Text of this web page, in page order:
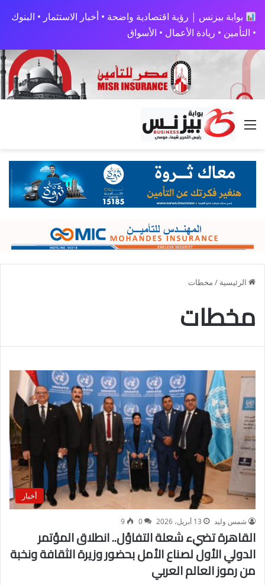
بوابة بيزنس | رؤية اقتصادية واضحة • أخبار الاستثمار • البنوك
• التأمين • ريادة الأعمال • الأسواق
القائمة
الرئيسية / مخطات
مخطات
أخبار
شمس وليد 13 أبريل، 2026 0
9
القاهرة تضيء شعلة التفاؤل.. انطلاق المؤتمر
الدولي الأول لصناع الأمل بحضور وزيرة الثقافة ونخبة
من رموز العالم العربي